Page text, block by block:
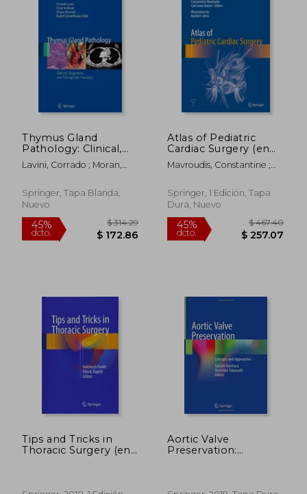
45% 45%
dcto.
Thymus Gland
Pathology: Clinical,
Diagnostic and
Therapeutic Features
Lavini, Corrado ; Moran,
Springer, Tapa Blanda,
Nuevo
dcto.
Atlas of Pediatric
Cardiac Surgery (en
Inglés)
Mavroudis, Constantine ;
Rachid F.
Springer, 1 Edición, Tapa
Dura, Nuevo
45%
dcto.
Tips and Tricks in
Thoracic Surgery (en
Aortic Valve
Preservation: